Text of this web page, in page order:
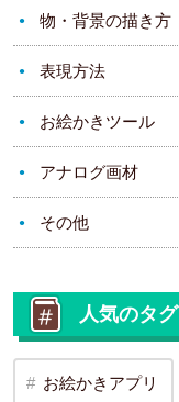
物・背景の描き方
表現方法
お絵かきツール
アナログ画材
その他
人気のタグ
お絵かきアプリ